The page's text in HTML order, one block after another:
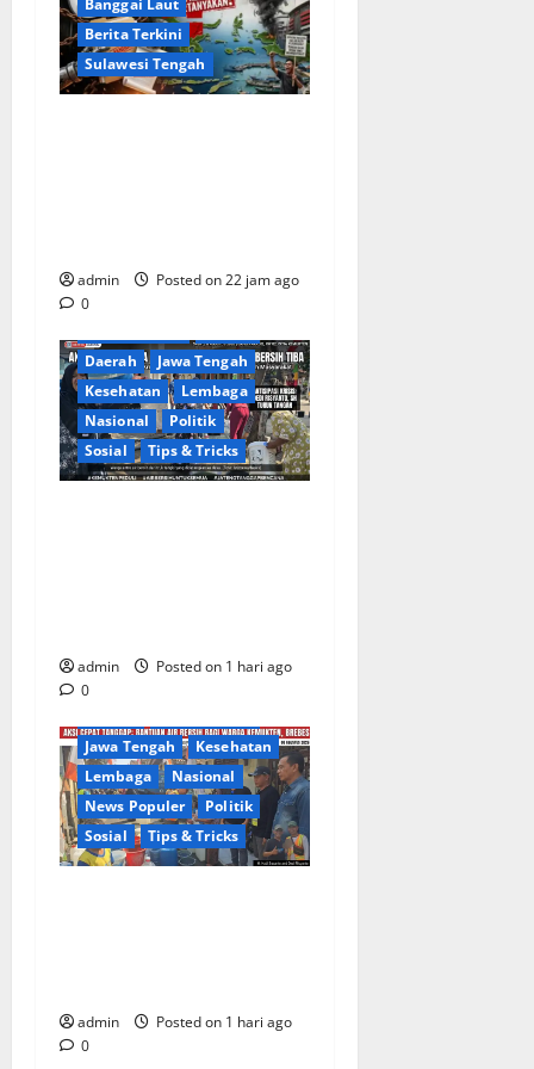
Berita Terkini
Sulawesi Tengah
admin
Posted on 22 jam ago
0
Daerah
Jawa Tengah
Kesehatan
Lembaga
Nasional
Politik
Sosial
Tips & Tricks
admin
Posted on 1 hari ago
0Berita Terkini
Jawa Tengah
Kesehatan
Lembaga
Nasional
News Populer
Politik
Sosial
Tips & Tricks
admin
Posted on 1 hari ago
0